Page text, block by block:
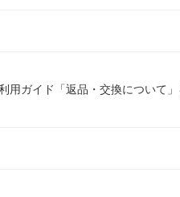
用ガイド「返品・交換について